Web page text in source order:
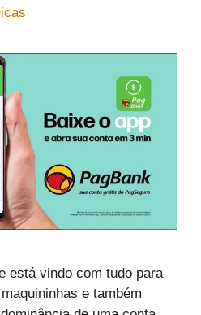
está vindo com tudo para
e também